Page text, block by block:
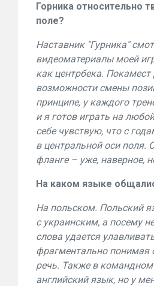
Горника относительно
поле?
Наставник "Гурника"
видеоматериалы моей
как центрбека. Покамест
возможности смены
принципе, у каждого
и я готов играть на
себе чувствую, что с
в центральной оси поля.
фланге – уже, наверное,
На каком языке
На польском. Польский
с украинским, а посему
слова удается
фрагментально понимая
речь. Также в командном
английский язык, но у